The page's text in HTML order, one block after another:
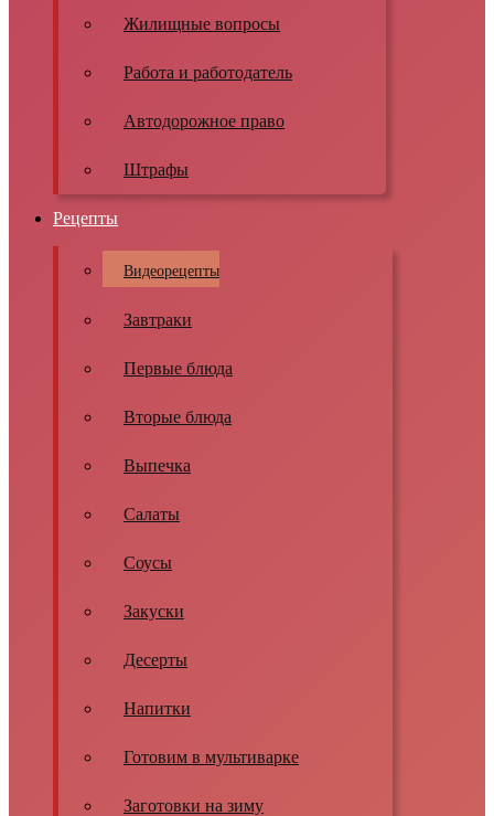
Жилищные вопросы
Работа и работодатель
Автодорожное право
Штрафы
Рецепты
Видеорецепты
Завтраки
Первые блюда
Вторые блюда
Выпечка
Салаты
Соусы
Закуски
Десерты
Напитки
Готовим в мультиварке
Заготовки на зиму